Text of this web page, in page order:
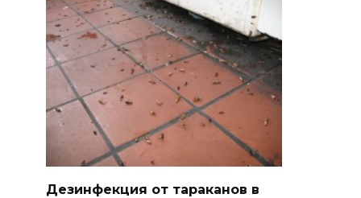
Дезинфекция от тараканов в